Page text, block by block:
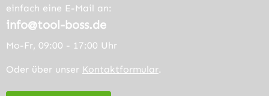
einfach eine E-Mail an:
info@tool-boss.de
Mo-Fr, 09:00 - 17:00 Uhr
Oder über unser Kontaktformular.